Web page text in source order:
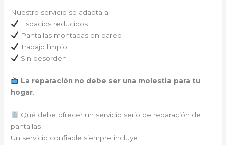
Nuestro servicio se adapta a:
Espacios reducidos
Pantallas montadas en pared
Trabajo limpio
Sin desorden
La reparación no debe ser una molestia para tu
hogar.
Qué debe ofrecer un servicio serio de reparación de
pantallas
Un servicio confiable siempre incluye: